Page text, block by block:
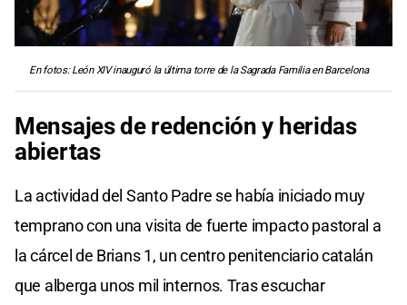
En fotos: León XIV inauguró la última torre de la Sagrada Familia en Barcelona
Mensajes de redención y heridas
abiertas
La actividad del Santo Padre se había iniciado muy
temprano con una visita de fuerte impacto pastoral a
la cárcel de Brians 1, un centro penitenciario catalán
que alberga unos mil internos. Tras escuchar